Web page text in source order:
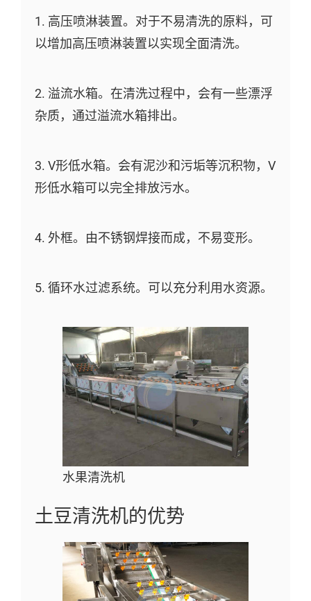
1. 高压喷淋装置。对于不易清洗的原料，可
以增加高压喷淋装置以实现全面清洗。
2. 溢流水箱。在清洗过程中，会有一些漂浮
杂质，通过溢流水箱排出。
3. V形低水箱。会有泥沙和污垢等沉积物，V
形低水箱可以完全排放污水。
4. 外框。由不锈钢焊接而成，不易变形。
5. 循环水过滤系统。可以充分利用水资源。
水果清洗机
土豆清洗机的优势